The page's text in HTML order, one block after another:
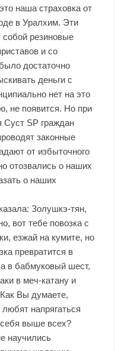
наша страховка от
в Уралхим. Эти
резиновые
и со
достаточно
деньги с
нет на это
не появится. Но при
Суст SP граждан
законные
от избыточного
отозвались о наших
о наших
Золушкэ-тян,
вот тебе повозка с
езжай на кумите, но
превратится в
в бабмуковый шест,
в меч-катану и
Вы думаете,
напрягаться
выше всех?
научились